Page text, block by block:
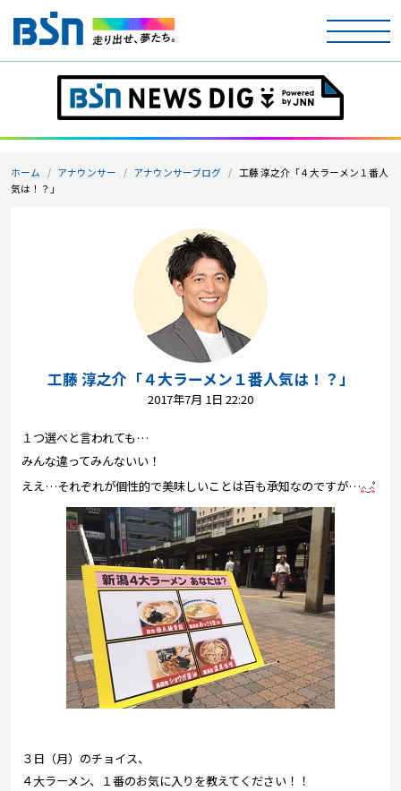
ホーム
テレビ
ラジオ
アナウンサー
イベント
ニュース
プレゼント
コンテンツ・アプリ
キッズ ケンジュ 愛の募金
Well-being 防災・減災
ショッピング
会社概要・ビジョン
お問い合わせ
ホーム アナウンサー アナウンサーブログ
工藤 淳之介「４大ラーメン１番人
気は！？」
工藤 淳之介「４大ラーメン１番人気は！？」
2017年7月 1日 22:20
１つ選べと言われても…
みんな違ってみんないい！
ええ…それぞれが個性的で美味しいことは百も承知なのですが…
３日（月）のチョイス、
４大ラーメン、１番のお気に入りを教えてください！！